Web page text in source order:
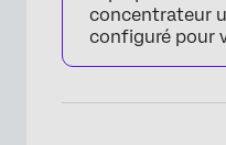
concentrateur
configuré pour